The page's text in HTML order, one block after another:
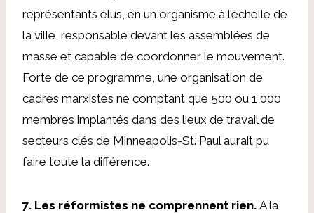
représentants élus, en un organisme à l’échelle de
la ville, responsable devant les assemblées de
masse et capable de coordonner le mouvement.
Forte de ce programme, une organisation de
cadres marxistes ne comptant que 500 ou 1 000
membres implantés dans des lieux de travail de
secteurs clés de Minneapolis-St. Paul aurait pu
faire toute la différence.
7. Les réformistes ne comprennent rien. A la